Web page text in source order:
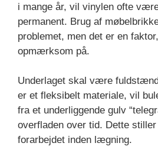
i mange år, vil vinylen ofte
permanent. Brug af
problemet, men det er en
opmærksom på.
Underlaget skal være
er et fleksibelt materiale, vil
fra et underliggende gulv
overfladen over tid. Dette
forarbejdet inden lægning.